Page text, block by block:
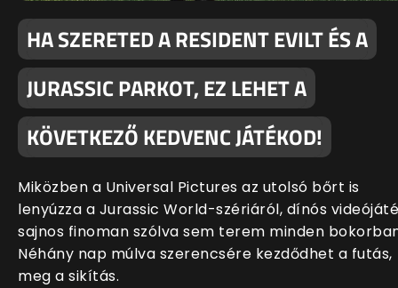
HA SZERETED A RESIDENT EVILT ÉS A
JURASSIC PARKOT, EZ LEHET A
KÖVETKEZŐ KEDVENC JÁTÉKOD!
Miközben a Universal Pictures az utolsó bőrt is
lenyúzza a Jurassic World-szériáról, dínós
sajnos finoman szólva sem terem minden
Néhány nap múlva szerencsére kezdődhet a futás,
meg a sikítás.